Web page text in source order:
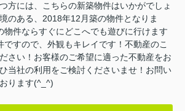
方には、こちらの新築物件はいかがでしょ
のある、2018年12月築の物件となりま
物件ならすぐにどこへでも遊びに行けます
ですので、外観もキレイです！不動産のこ
さい！お客様のご希望に適った不動産をお
当社の利用をご検討くださいませ！お問い
ります(^_^)